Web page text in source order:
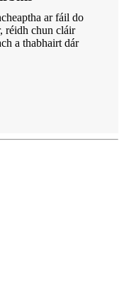
ar fáil do
réidh chun cláir
a thabhairt dár